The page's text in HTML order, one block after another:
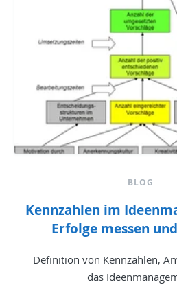
BLOG
Kennzahlen im
Erfolge messen
Definition von Kennzahlen,
das